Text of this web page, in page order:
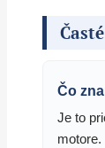
Čo
Je to
motore.